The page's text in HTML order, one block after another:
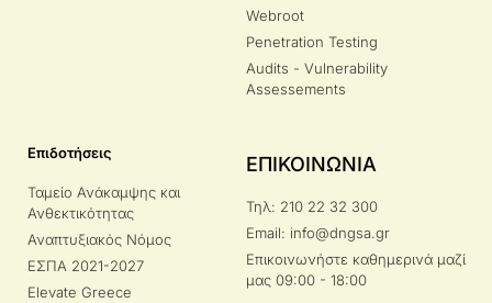
Webroot
Penetration Testing
Audits - Vulnerability
Assessements
Επιδοτήσεις
Ταμείο Ανάκαμψης και
Ανθεκτικότητας
Αναπτυξιακός Νόμος
ΕΣΠΑ 2021-2027
Elevate Greece
ΕΠΙΚΟΙΝΩΝΙΑ
Τηλ: 210 22 32 300
Email: info@dngsa.gr
Επικοινωνήστε καθημερινά μαζί
μας 09:00 - 18:00